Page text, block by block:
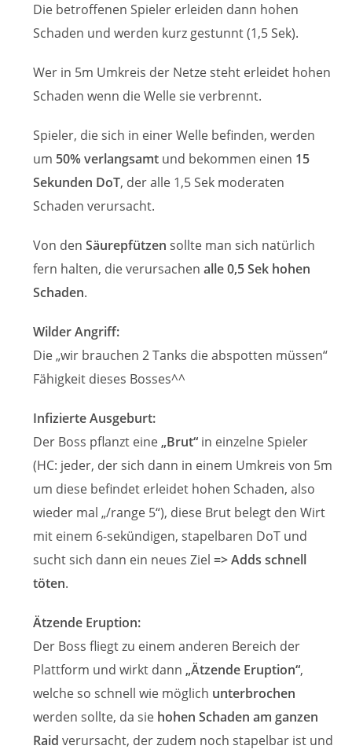
Die betroffenen Spieler erleiden dann hohen
Schaden und werden kurz gestunnt (1,5 Sek).
Wer in 5m Umkreis der Netze steht erleidet hohen
Schaden wenn die Welle sie verbrennt.
Spieler, die sich in einer Welle befinden, werden
um 50% verlangsamt und bekommen einen 15
Sekunden DoT, der alle 1,5 Sek moderaten
Schaden verursacht.
Von denSäurepfützen sollte man sich natürlich
fern halten, die verursachenalle 0,5 Sek hohen
Schaden.
Wilder Angriff:
Die „wir brauchen 2 Tanks die abspotten müssen“
Fähigkeit dieses Bosses^^
Infizierte Ausgeburt:
Der Boss pflanzt eine„Brut“ in einzelne Spieler
(HC: jeder, der sich dann in einem Umkreis von 5m
um diese befindet erleidet hohen Schaden, also
wieder mal „/range 5“), diese Brut belegt den Wirt
mit einem 6-sekündigen, stapelbaren DoT und
sucht sich dann ein neues Ziel=> Adds schnell
töten.
Ätzende Eruption:
Der Boss fliegt zu einem anderen Bereich der
Plattform und wirkt dann„Ätzende Eruption“,
welche so schnell wie möglich unterbrochen
werden sollte, da sie hohen Schaden am ganzen
Raid verursacht, der zudem noch stapelbar ist und